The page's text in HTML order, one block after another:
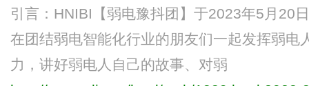
引言：HNIBI【弱电豫抖团】于2023年5月20
在团结弱电智能化行业的朋友们一起发挥弱电
力，讲好弱电人自己的故事、对弱